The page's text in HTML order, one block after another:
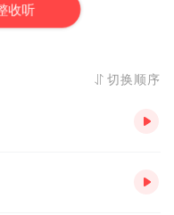
收听
切换顺序